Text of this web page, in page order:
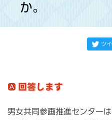
か。
男女共同参画推進センター